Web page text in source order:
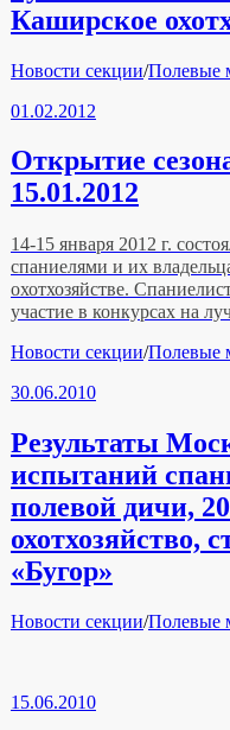
Каширское
Рубрики
Новости секции/Полевые
01.02.2012
Открытие
15.01.2012
14-15 января 2012 г.
спаниелями и их
охотхозяйстве.
участие в конкурсах на
Рубрики
Новости секции/Полевые
30.06.2010
Результаты
испытаний
полевой дичи,
охотхозяйство,
«Бугор»
Рубрики
Новости секции/Полевые
15.06.2010